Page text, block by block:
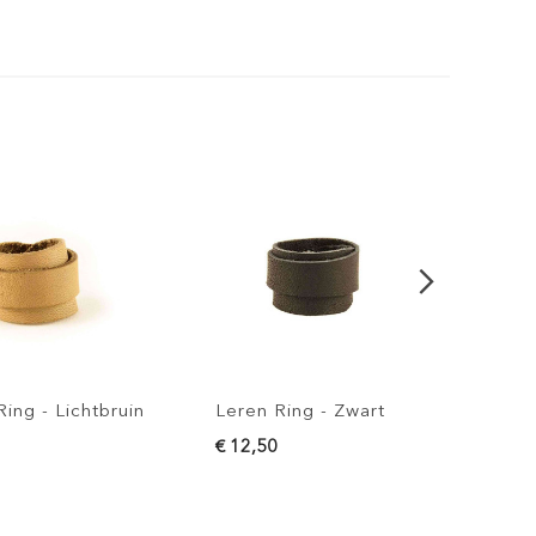
- Lichtbruin
Leren Ring - Zwart
€ 12,50